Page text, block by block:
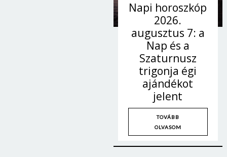
Napi horoszkóp
2026.
augusztus 7: a
Nap és a
Szaturnusz
trigonja égi
ajándékot
jelent
TOVÁBB
OLVASOM